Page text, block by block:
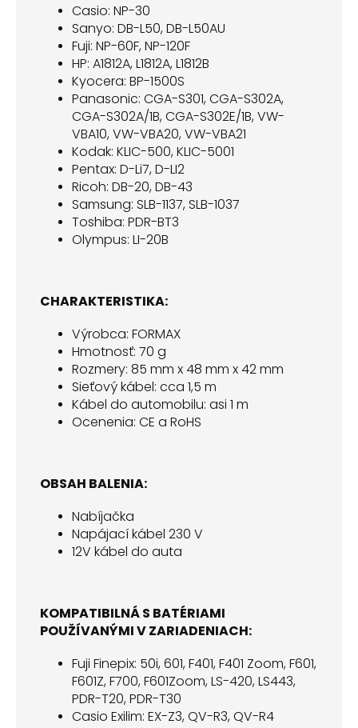
Casio: NP-30
Sanyo: DB-L50, DB-L50AU
Fuji: NP-60F, NP-120F
HP: A1812A, L1812A, L1812B
Kyocera: BP-1500S
Panasonic: CGA-S301, CGA-S302A,
CGA-S302A/1B, CGA-S302E/1B, VW-
VBA10, VW-VBA20, VW-VBA21
Kodak: KLIC-500, KLIC-5001
Pentax: D-Li7, D-LI2
Ricoh: DB-20, DB-43
Samsung: SLB-1137, SLB-1037
Toshiba: PDR-BT3
Olympus: LI-20B
CHARAKTERISTIKA:
Výrobca: FORMAX
Hmotnosť: 70 g
Rozmery: 85 mm x 48 mm x 42 mm
Sieťový kábel: cca 1,5 m
Kábel do automobilu: asi 1 m
Ocenenia: CE a RoHS
OBSAH BALENIA:
Nabíjačka
Napájací kábel 230 V
12V kábel do auta
KOMPATIBILNÁ S BATÉRIAMI
POUŽÍVANÝMI V ZARIADENIACH:
Fuji Finepix: 50i, 601, F401, F401 Zoom, F601,
F601Z, F700, F601Zoom, LS-420, LS443,
PDR-T20, PDR-T30
Casio Exilim: EX-Z3, QV-R3, QV-R4